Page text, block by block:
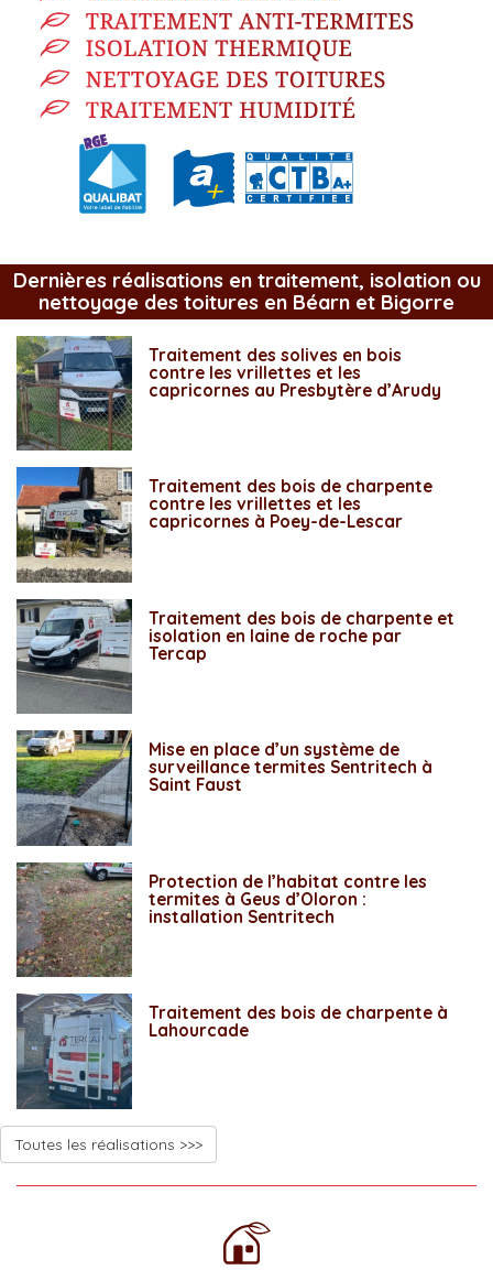
Dernières réalisations en traitement, isolation ou
nettoyage des toitures en Béarn et Bigorre
Traitement des solives en bois
contre les vrillettes et les
capricornes au Presbytère d’Arudy
Traitement des bois de charpente
contre les vrillettes et les
capricornes à Poey-de-Lescar
Traitement des bois de charpente et
isolation en laine de roche par
Tercap
Mise en place d’un système de
surveillance termites Sentritech à
Saint Faust
Protection de l’habitat contre les
termites à Geus d’Oloron :
installation Sentritech
Traitement des bois de charpente à
Lahourcade
Toutes les réalisations >>>